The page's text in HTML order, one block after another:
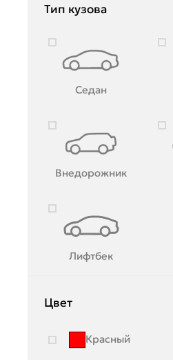
Mazda
Mitsubishi
OMODA
Opel
Renault
Тип кузова
Седан
Внедорожник
Лифтбек
Цвет
Красный